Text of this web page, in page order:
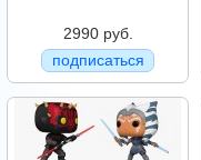
2990 руб.
подписаться